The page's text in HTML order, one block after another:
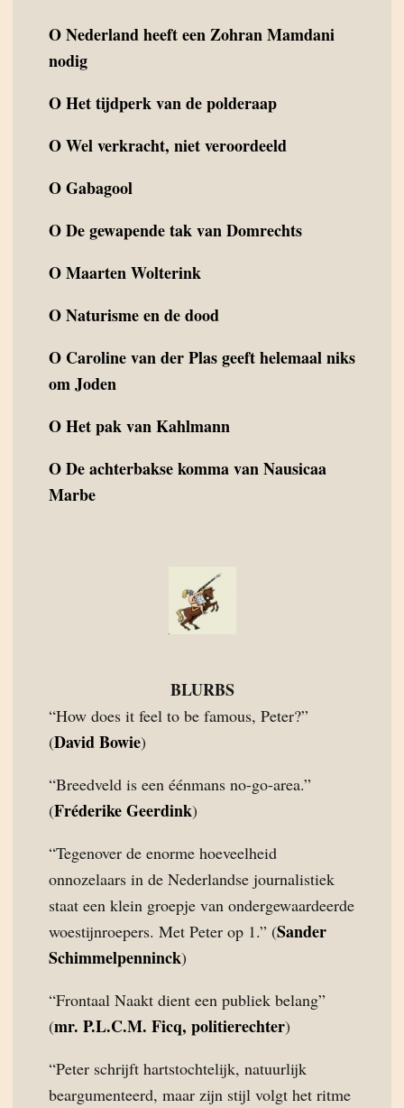
ONederland heeft een Zohran Mamdani
nodig
OHet tijdperk van de polderaap
OWel verkracht, niet veroordeeld
OGabagool
ODe gewapende tak van Domrechts
OMaarten Wolterink
ONaturisme en de dood
O Caroline van der Plas geeft helemaal niks
om Joden
OHet pak van Kahlmann
ODe achterbakse komma van Nausicaa
Marbe
BLURBS
“How does it feel to be famous, Peter?”
(David Bowie)
“Breedveld is een éénmans no-go-area.”
(Fréderike Geerdink)
“Tegenover de enorme hoeveelheid
onnozelaars in de Nederlandse journalistiek
staat een klein groepje van ondergewaardeerde
woestijnroepers. Met Peter op 1.” (Sander
Schimmelpenninck)
“Frontaal Naakt dient een publiek belang”
(mr. P.L.C.M. Ficq, politierechter)
“Peter schrijft hartstochtelijk, natuurlijk
beargumenteerd, maar zijn stijl volgt het ritme